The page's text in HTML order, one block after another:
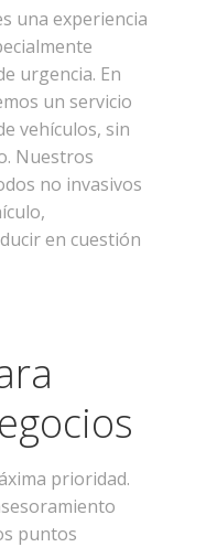
una experiencia
urgencia. En
un servicio
vehículos, sin
Nuestros
no invasivos
en cuestión
prioridad.
puntos